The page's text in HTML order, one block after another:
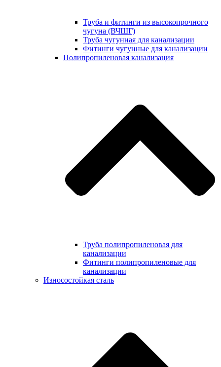
Труба и фитинги из высокопрочного
чугуна (ВЧШГ)
Труба чугунная для канализации
Фитинги чугунные для канализации
Полипропиленовая канализация
Труба полипропиленовая для
канализации
Фитинги полипропиленовые для
канализации
Износостойкая сталь